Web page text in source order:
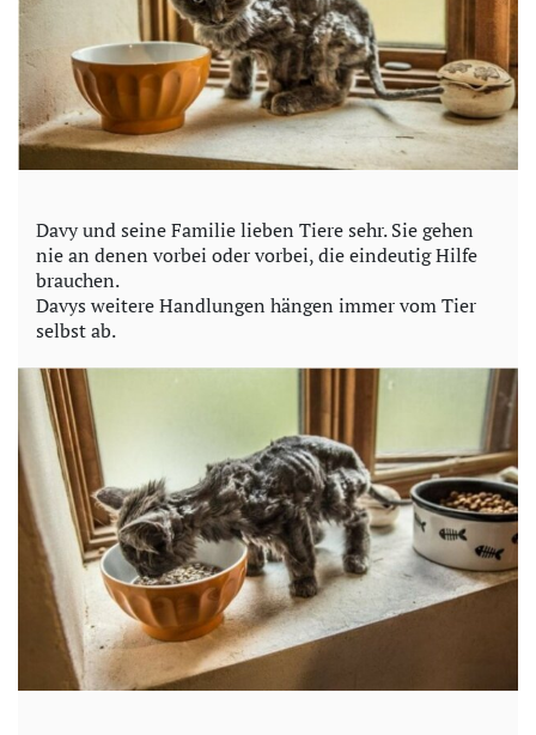
d
e
o
Davy und seine Familie lieben Tiere sehr. Sie gehen
nie an denen vorbei oder vorbei, die eindeutig Hilfe
brauchen.
Davys weitere Handlungen hängen immer vom Tier
selbst ab.